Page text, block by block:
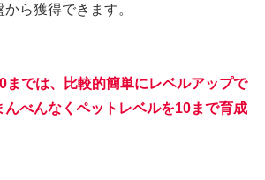
ら獲得できます。
までは、比較的簡単にレベルアップで
んべんなくペットレベルを10まで育成